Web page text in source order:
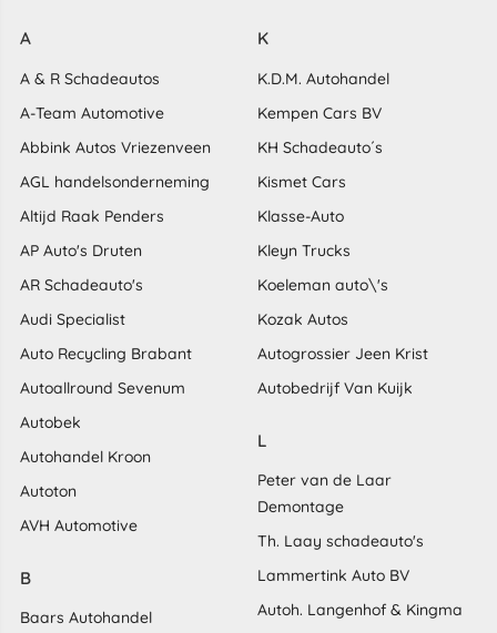
A
A & R Schadeautos
A-Team Automotive
Abbink Autos Vriezenveen
AGL handelsonderneming
Altijd Raak Penders
AP Auto's Druten
AR Schadeauto's
Audi Specialist
Auto Recycling Brabant
Autoallround Sevenum
Autobek
Autohandel Kroon
Autoton
AVH Automotive
B
Baars Autohandel
K
K.D.M. Autohandel
Kempen Cars BV
KH Schadeauto´s
Kismet Cars
Klasse-Auto
Kleyn Trucks
Koeleman auto\'s
Kozak Autos
Autogrossier Jeen Krist
Autobedrijf Van Kuijk
L
Peter van de Laar
Demontage
Th. Laay schadeauto's
Lammertink Auto BV
Autoh. Langenhof & Kingma